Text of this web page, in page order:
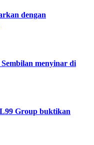
dengan
menyinar di
Group buktikan